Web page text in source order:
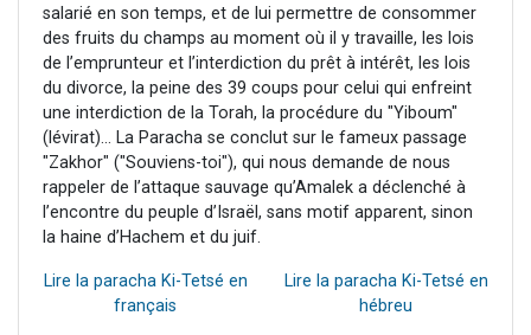
salarié en son temps, et de lui permettre de consommer
des fruits du champs au moment où il y travaille, les lois
de l’emprunteur et l’interdiction du prêt à intérêt, les lois
du divorce, la peine des 39 coups pour celui qui enfreint
une interdiction de la Torah, la procédure du "Yiboum"
(lévirat)... La Paracha se conclut sur le fameux passage
"Zakhor" ("Souviens-toi"), qui nous demande de nous
rappeler de l’attaque sauvage qu’Amalek a déclenché à
l’encontre du peuple d’Israël, sans motif apparent, sinon
la haine d’Hachem et du juif.
Lire la paracha Ki-Tetsé en
français
Lire la paracha Ki-Tetsé en
hébreu